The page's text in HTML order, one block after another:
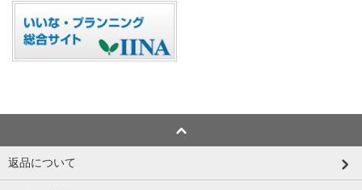
返品について